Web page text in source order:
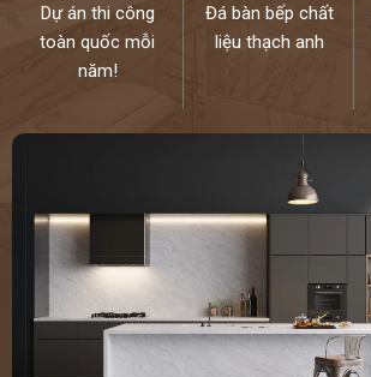
Dự án thi công
toàn quốc mỗi
năm!
Đá bàn bếp chất
liệu thạch anh